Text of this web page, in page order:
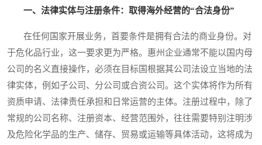
一、法律实体与注册条件：取得海外经营的“合法身份”
在任何国家开展业务，首要条件是拥有合法的商业身份。对
于危化品行业，这一要求更为严格。惠州企业通常不能以国内母
公司的名义直接操作，必须在目标国根据其公司法设立当地的法
律实体，例如子公司、分公司或合资公司。这个实体将作为所有
资质申请、法律责任承担和日常运营的主体。注册过程中，除了
常规的公司名称、注册资本、经营范围外，往往需要特别注明涉
及危险化学品的生产、储存、贸易或运输等具体活动，这将成为